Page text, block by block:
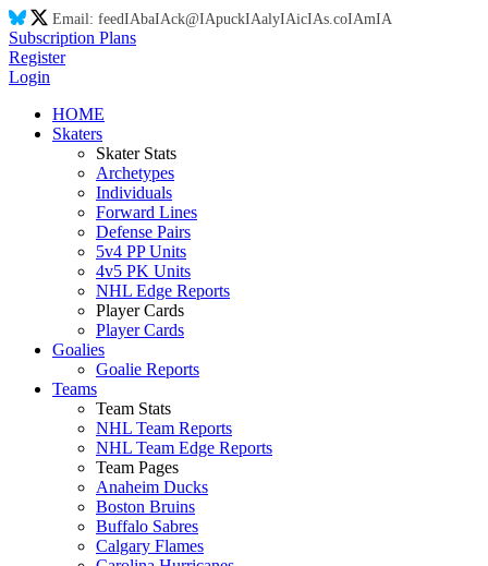
Email: feedIAbaIAck@IApuckIAalyIAicIAs.coIAmIA
Subscription Plans
Register
Login
HOME
Skaters
Skater Stats
Archetypes
Individuals
Forward Lines
Defense Pairs
5v4 PP Units
4v5 PK Units
NHL Edge Reports
Player Cards
Player Cards
Goalies
Goalie Reports
Teams
Team Stats
NHL Team Reports
NHL Team Edge Reports
Team Pages
Anaheim Ducks
Boston Bruins
Buffalo Sabres
Calgary Flames